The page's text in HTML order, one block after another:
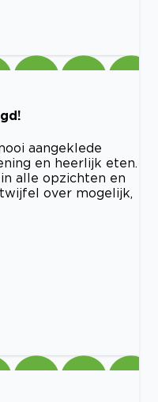
aangeklede
en heerlijk eten.
alle opzichten en
over mogelijk,